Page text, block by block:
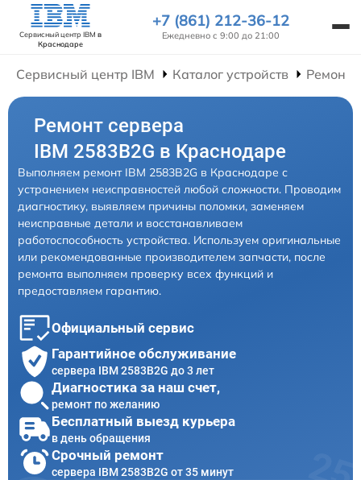
Сервисный центр IBM в
Краснодаре
+7 (861) 212-36-12
Ежедневно с 9:00 до 21:00
Сервисный центр IBM Каталог устройств Ремонт
Ремонт сервера
IBM 2583B2G в Краснодаре
Выполняем ремонт IBM 2583B2G в Краснодаре с
устранением неисправностей любой сложности. Проводим
диагностику, выявляем причины поломки, заменяем
неисправные детали и восстанавливаем
работоспособность устройства. Используем оригинальные
или рекомендованные производителем запчасти, после
ремонта выполняем проверку всех функций и
предоставляем гарантию.
Официальный сервис
Гарантийное обслуживание
сервера IBM 2583B2G до 3 лет
Диагностика за наш счет,
ремонт по желанию
Бесплатный выезд курьера
в день обращения
Срочный ремонт
сервера IBM 2583B2G от 35 минут